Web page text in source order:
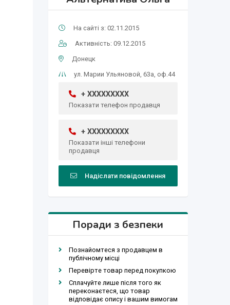
На сайті з: 02.11.2015
Активність: 09.12.2015
Донецк
ул. Марии Ульяновой, 63а, оф.44
+ XXXXXXXXX
Показати телефон продавця
+ XXXXXXXXX
Показати інші телефони
продавця
Надіслати повідомлення
Поради з безпеки
Познайомтеся з продавцем в
публічному місці
Перевірте товар перед покупкою
Сплачуйте лише після того як
переконаєтеся, що товар
відповідає опису і вашим вимогам